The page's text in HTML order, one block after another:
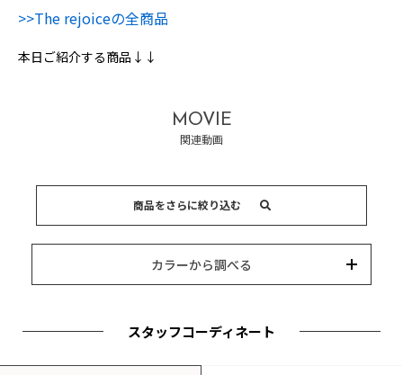
>>The rejoiceの全商品
本日ご紹介する商品↓↓
MOVIE
関連動画
商品をさらに絞り込む
ブランド
3,000円以内 5,000円以内
8,000円以内 10,000円以内
15,000円以内 それ以上
カラーから調べる
スタッフコーディネート